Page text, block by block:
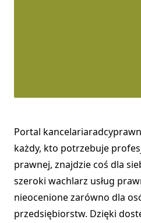
Portal
każdy, kto potrzebuje
prawnej, znajdzie coś dla
szeroki wachlarz usług
nieocenione zarówno dla
przedsiębiorstw. Dzięki